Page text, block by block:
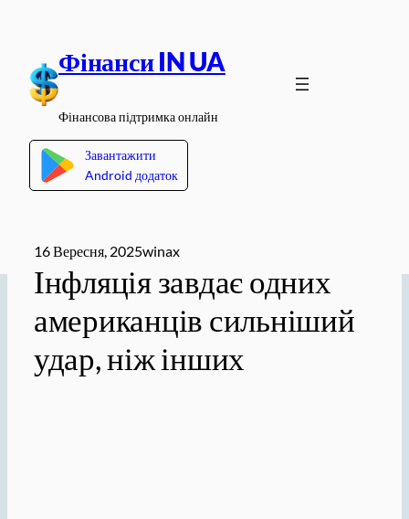
вмісту
Фінанси IN UA
Фінансова підтримка онлайн
Завантажити
Android додаток
16 Вересня, 2025winax
Інфляція завдає одних
американців сильніший
удар, ніж інших